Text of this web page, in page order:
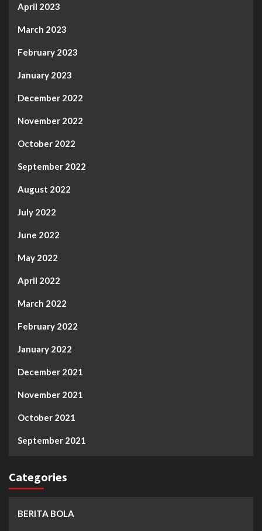
April 2023
March 2023
February 2023
January 2023
December 2022
November 2022
October 2022
September 2022
August 2022
July 2022
June 2022
May 2022
April 2022
March 2022
February 2022
January 2022
December 2021
November 2021
October 2021
September 2021
Categories
BERITA BOLA